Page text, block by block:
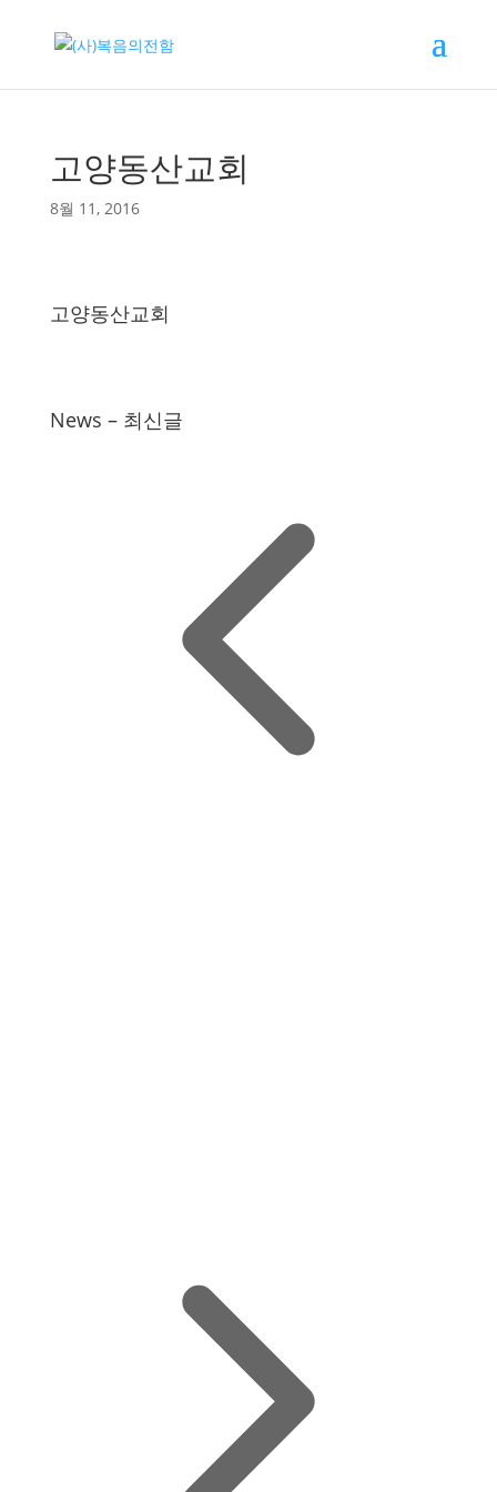
고양동산교회
8월 11, 2016
고양동산교회
News – 최신글